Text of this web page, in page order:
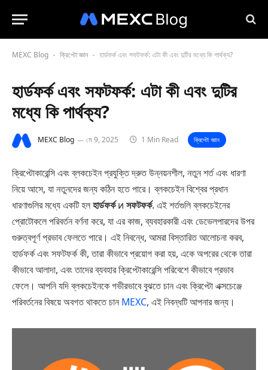
MEXC Blog - ক্রিপ্টো জ্ঞান - হার্ডফর্ক এবং সফটফর্ক: এটা কী এবং দুটির মধ্যে কি পার্থক্য?
হার্ডফর্ক এবং সফটফর্ক: এটা কী এবং দুটির
মধ্যে কি পার্থক্য?
MEXC Blog মে 9, 2025 1 Min Read ক্রিপ্টো জ্ঞান
ক্রিপ্টোকারেন্সি এবং ব্লকচেইন প্রযুক্তি দ্রুত উন্নয়নশীল, নতুন শর্ত এবং ধারণা
নিয়ে আসে, যা নতুনদের জন্য কঠিন হতে পারে। ব্লকচেইন বিশ্বের প্রধান
ধারণাগুলির মধ্যে একটি হলহার্ডফর্কи সফটফর্ক. এই শর্তগুলি ব্লকচেইনের
প্রোটোকলে পরিবর্তন বর্ণনা করে, যা এর কাজ, ব্যবহারকারী এবং ডেভেলপারদের উপর
গুরুত্বপূর্ণ প্রভাব ফেলতে পারে। এই নিবন্ধে, আমরা বিস্তারিত আলোচনা করব,
হার্ডফর্ক এবং সফটফর্ক কী, তারা কীভাবে প্রয়োগ করা হয়, একে অপরের থেকে তারা
কীভাবে আলাদা, এবং তাদের ব্যবহার ক্রিপ্টোকারেন্সি পরিবেশে কীভাবে প্রভাব
ফেলে। আপনি যদি ব্লকচেইনকে গভীরভাবে বুঝতে চান এবং ক্রিপ্টো এক্সচেঞ্জে
পরিবর্তনের বিষয়ে অবগত থাকতে চান MEXC, এই নিবন্ধটি আপনার জন্য।